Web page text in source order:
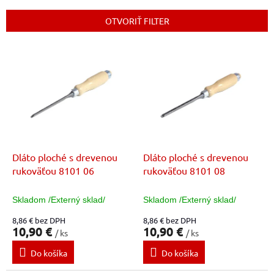
p
OTVORIŤ FILTER
Dláto ploché s drevenou
rukoväťou 8101 06
Skladom /Externý sklad/
8,86 € bez DPH
10,90 € / ks
Do košíka
Dláto ploché s drevenou
rukoväťou 8101 08
Skladom /Externý sklad/
8,86 € bez DPH
10,90 € / ks
Do košíka